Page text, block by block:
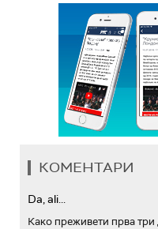
КОМЕНТАРИ
Da, ali...
Како преживети прва три